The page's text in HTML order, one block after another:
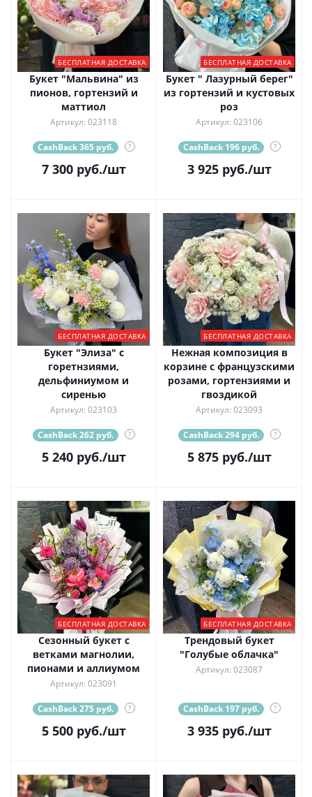
БЕСПЛАТНАЯ ДОСТАВКА
Букет "Мальвина" из
пионов, гортензий и
маттиол
Артикул: 023118
CashBack 365 руб. ?
7 300руб./шт
БЕСПЛАТНАЯ ДОСТАВКА
Букет " Лазурный берег"
из гортензий и кустовых
роз
Артикул: 023106
CashBack 196 руб. ?
3 925руб./шт
БЕСПЛАТНАЯ ДОСТАВКА
Букет "Элиза" с
горетнзиями,
дельфиниумом и
сиренью
Артикул: 023103
CashBack 262 руб. ?
5 240руб./шт
БЕСПЛАТНАЯ ДОСТАВКА
Нежная композиция в
корзине с французскими
розами, гортензиями и
гвоздикой
Артикул: 023093
CashBack 294 руб. ?
5 875руб./шт
БЕСПЛАТНАЯ ДОСТАВКА
Сезонный букет с
ветками магнолии,
пионами и аллиумом
Артикул: 023091
CashBack 275 руб. ?
5 500руб./шт
БЕСПЛАТНАЯ ДОСТАВКА
Трендовый букет
"Голубые облачка"
Артикул: 023087
CashBack 197 руб. ?
3 935руб./шт